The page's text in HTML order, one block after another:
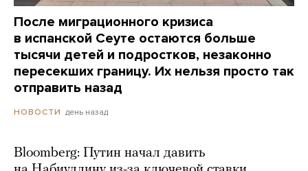
После миграционного кризиса
в испанской Сеуте остаются больше
тысячи детей и подростков, незаконно
пересекших границу. Их нельзя просто так
отправить назад
НОВОСТИ день назад
Bloomberg: Путин начал давить